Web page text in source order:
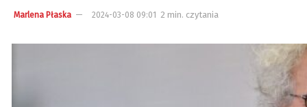
Marlena Płaska 2024-03-08 09:01 2 min. czytania